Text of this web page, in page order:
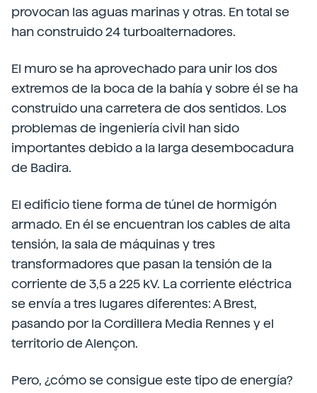
provocan las aguas marinas y otras. En total se
han construido 24 turboalternadores.
El muro se ha aprovechado para unir los dos
extremos de la boca de la bahía y sobre él se ha
construido una carretera de dos sentidos. Los
problemas de ingeniería civil han sido
importantes debido a la larga desembocadura
de Badira.
El edificio tiene forma de túnel de hormigón
armado. En él se encuentran los cables de alta
tensión, la sala de máquinas y tres
transformadores que pasan la tensión de la
corriente de 3,5 a 225 kV. La corriente eléctrica
se envía a tres lugares diferentes: A Brest,
pasando por la Cordillera Media Rennes y el
territorio de Alençon.
Pero, ¿cómo se consigue este tipo de energía?